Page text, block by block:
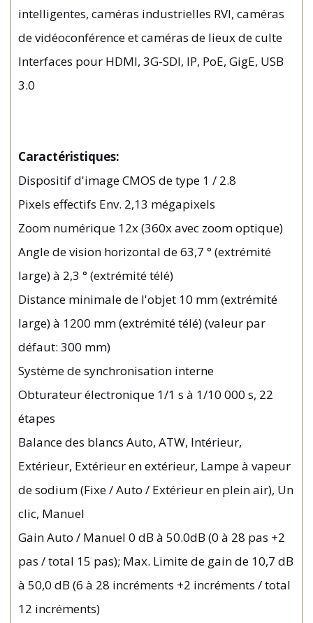
intelligentes, caméras industrielles RVI, caméras
de vidéoconférence et caméras de lieux de culte
Interfaces pour HDMI, 3G-SDI, IP, PoE, GigE, USB
3.0
Caractéristiques:
Dispositif d'image CMOS de type 1 / 2.8
Pixels effectifs Env. 2,13 mégapixels
Zoom numérique 12x (360x avec zoom optique)
Angle de vision horizontal de 63,7 ° (extrémité
large) à 2,3 ° (extrémité télé)
Distance minimale de l'objet 10 mm (extrémité
large) à 1200 mm (extrémité télé) (valeur par
défaut: 300 mm)
Système de synchronisation interne
Obturateur électronique 1/1 s à 1/10 000 s, 22
étapes
Balance des blancs Auto, ATW, Intérieur,
Extérieur, Extérieur en extérieur, Lampe à vapeur
de sodium (Fixe / Auto / Extérieur en plein air), Un
clic, Manuel
Gain Auto / Manuel 0 dB à 50.0dB (0 à 28 pas +2
pas / total 15 pas); Max. Limite de gain de 10,7 dB
à 50,0 dB (6 à 28 incréments +2 incréments / total
12 incréments)